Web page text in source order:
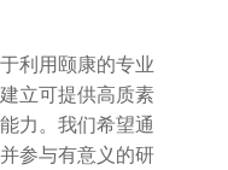
利用颐康的专业
立可提供高质素
力。我们希望通
参与有意义的研